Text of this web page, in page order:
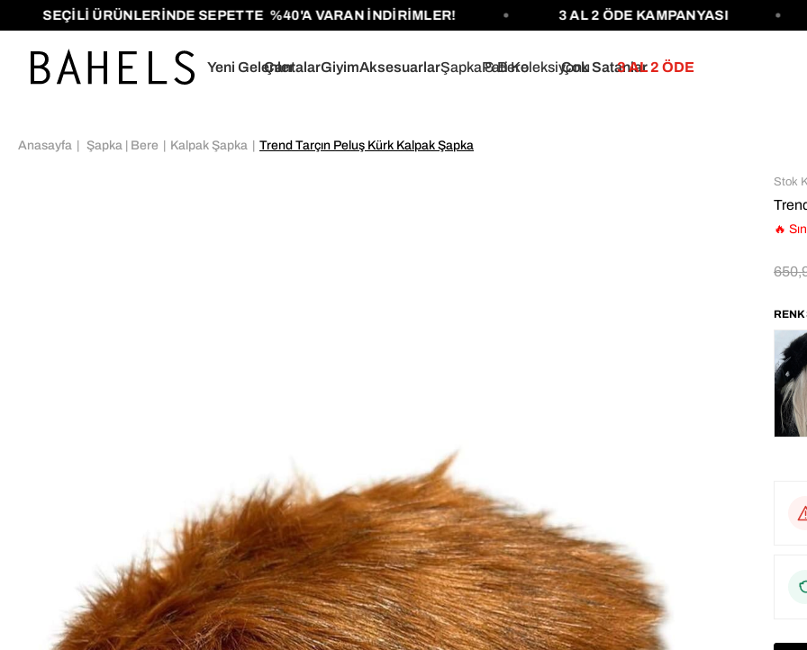
SEÇİLİ ÜRÜNLERİNDE SEPETTE %40'A VARAN İNDİRİMLER! 3 AL 2 ÖDE KAMPANYASI
Yeni Gelenler
ÇantalarGiyimAksesuarlarŞapka & BerePati KoleksiyonuÇok Satanlar3 AL 2 ÖDE
Anasayfa Şapka | Bere Kalpak Şapka Trend Tarçın Peluş Kürk Kalpak Şapka
Stok
🔥